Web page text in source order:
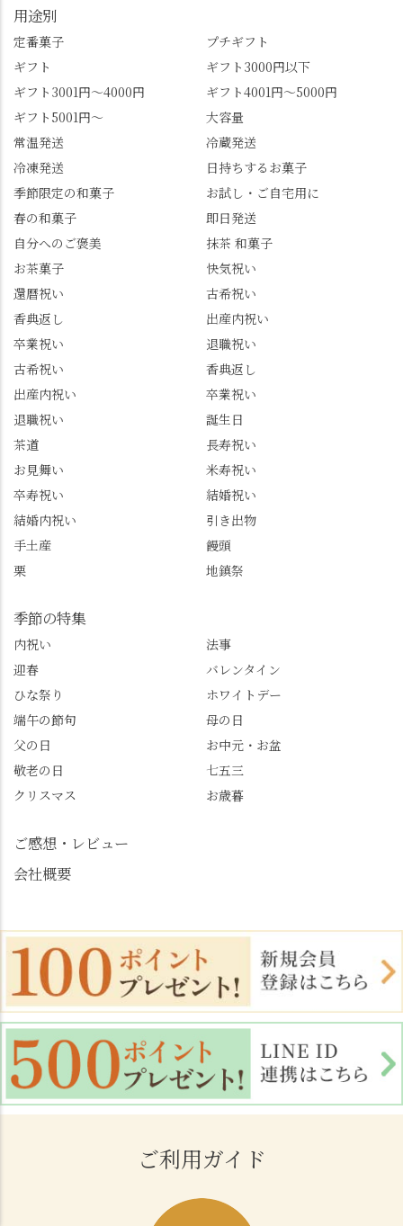
すめ品ばかりです。よ
かったらぜひこの機会
北川🍡 住所 長岡京市う
ぐいす台1-3 TEL 075-
954-0400 営業時間 10:00
@mizuha_kitagawa #セン
ス長岡京 #SENSE長岡
京公式アンバサダー #み
ずは北川 私のアカウン
グルメをメインに発
信。お店選びの参考な
どにご利用いただける
の情報を詳しく知りた
い人は、下記アカウン
トもあわせてチェック
@sense_nagaokakyo 長岡
京市観光協会
@nagaokakyo_tourism ふ
@furufuru_nagaokakyo
物価の値上がりが激し
景、もっと知られてほ
しい！ 🍋締めは「みず
話題のレモンわらび餅
と、夏季限定・竹筒入
り水ようかん「清竹」
んな大満足の笑顔😋 さ
らに日高さんから、な
かの邸の珈琲パックと
小倉山荘のお菓子のサ
で🎁最後の最後まで"お
もてなし"の心を教えて
いただきました。 プロ
ドライバーならではの
情、お客様を飽きさせ
ない語り口…。楽しみ
ながら学びっぱなしの
のガイド活動にしっか
り活かしていきます💪
西山、ほんまにええと
こです。次はあなたを
🚕✨ #京都西山旅感 #京
都西山 #おもてなしタク
こごろ #勝持寺 #正法寺
#善峯寺 #あじさい #あ
じさい供養 #遊龍の松 #
清竹 #なかの邸 #小倉山
荘 #京都観光 #西京区 #
大原野
用途別
定番菓子
プチギフト
ギフト
ギフト3000円以下
ギフト3001円～4000円
ギフト4001円～5000円
ギフト5001円～
大容量
常温発送
冷蔵発送
冷凍発送
日持ちするお菓子
季節限定の和菓子
お試し・ご自宅用に
春の和菓子
即日発送
自分へのご褒美
抹茶 和菓子
お茶菓子
快気祝い
還暦祝い
古希祝い
香典返し
出産内祝い
卒業祝い
退職祝い
古希祝い
香典返し
出産内祝い
卒業祝い
退職祝い
誕生日
茶道
長寿祝い
お見舞い
米寿祝い
卒寿祝い
結婚祝い
結婚内祝い
引き出物
手土産
饅頭
栗
地鎮祭
季節の特集
内祝い
法事
迎春
バレンタイン
ひな祭り
ホワイトデー
端午の節句
母の日
父の日
お中元・お盆
敬老の日
七五三
クリスマス
お歳暮
ご感想・レビュー
会社概要
ご利用ガイド